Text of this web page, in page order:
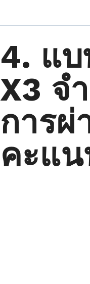
4. แบ
X3 จ
การผ่
คะแ